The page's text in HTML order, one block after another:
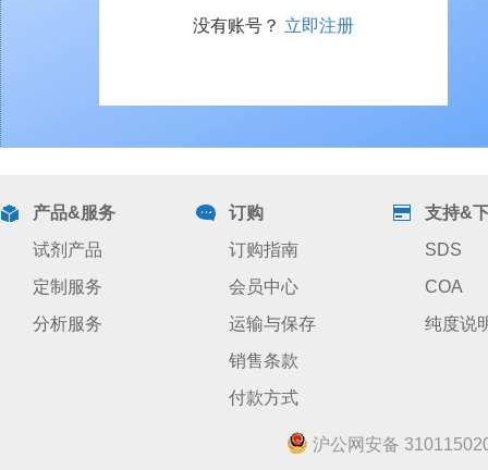
没有账号？ 立即注册
产品&服务
试剂产品
定制服务
分析服务
订购
订购指南
会员中心
运输与保存
销售条款
付款方式
支持&
SDS
COA
纯度说
沪公网安备